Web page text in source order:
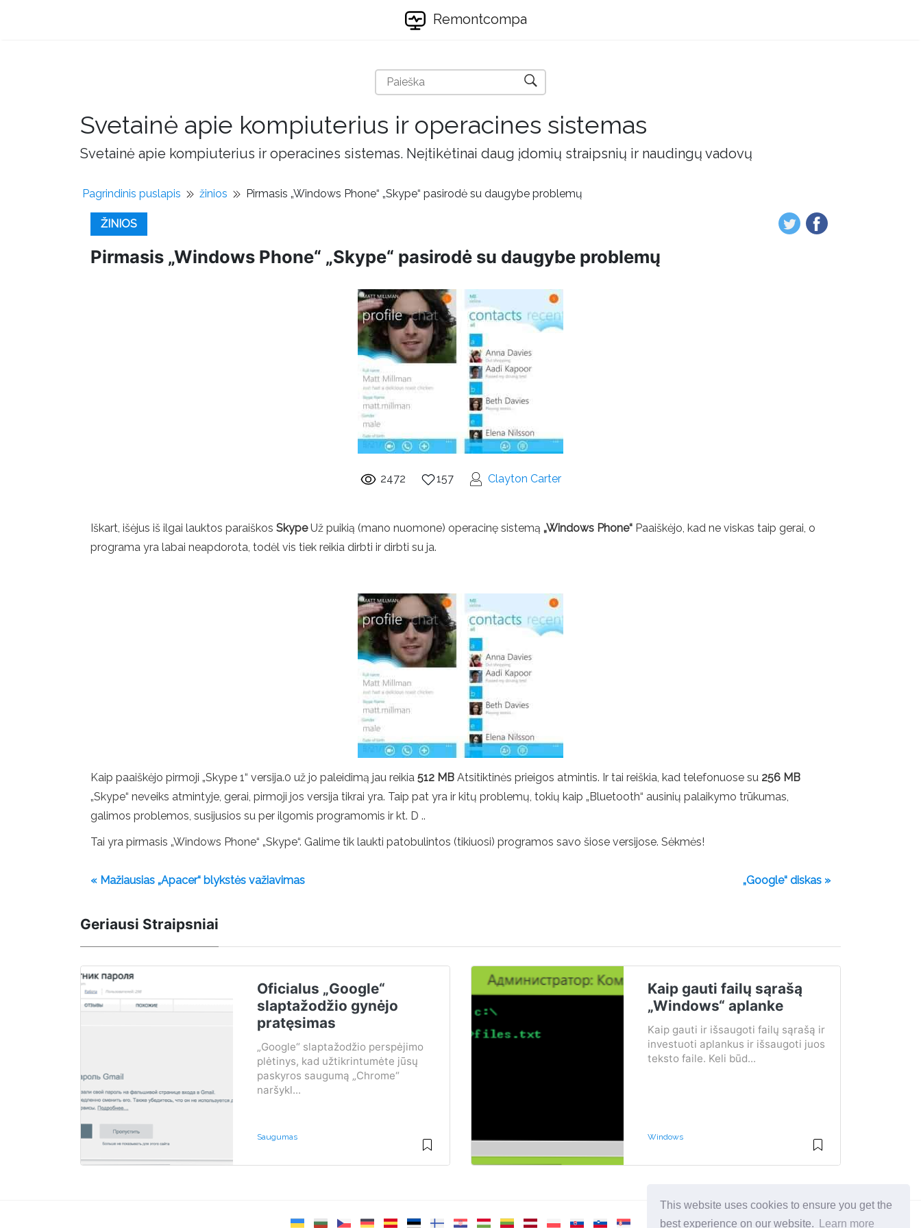
This website uses cookies to ensure you get the
best experience on our website.
Learn more
Remontcompa
Svetainė apie kompiuterius ir operacines sistemas
Svetainė apie kompiuterius ir operacines sistemas. Neįtikėtinai daug įdomių straipsnių ir naudingų vadovų
Pagrindinis puslapis žinios Pirmasis „Windows Phone“ „Skype“ pasirodė su daugybe problemų
ŽINIOS
Pirmasis „Windows Phone“ „Skype“ pasirodė su daugybe problemų
2472 157 Clayton Carter
Iškart, išėjus iš ilgai lauktos paraiškos SkypeUž puikią (mano nuomone) operacinę sistemą „Windows Phone“ Paaiškėjo, kad ne viskas taip gerai, o
programa yra labai neapdorota, todėl vis tiek reikia dirbti ir dirbti su ja.
Kaip paaiškėjo pirmoji „Skype 1“ versija.0 už jo paleidimą jau reikia 512 MB Atsitiktinės prieigos atmintis. Ir tai reiškia, kad telefonuose su 256 MB
„Skype“ neveiks atmintyje, gerai, pirmoji jos versija tikrai yra. Taip pat yra ir kitų problemų, tokių kaip „Bluetooth“ ausinių palaikymo trūkumas,
galimos problemos, susijusios su per ilgomis programomis ir kt. D ..
Tai yra pirmasis „Windows Phone“ „Skype“. Galime tik laukti patobulintos (tikiuosi) programos savo šiose versijose. Sėkmės!
« Mažiausias „Apacer“ blykstės važiavimas „Google“ diskas »
Geriausi Straipsniai
Oficialus „Google“
slaptažodžio gynėjo
pratęsimas
„Google“ slaptažodžio perspėjimo
plėtinys, kad užtikrintumėte jūsų
paskyros saugumą „Chrome“
naršykl...
Saugumas
Kaip gauti failų sąrašą
„Windows“ aplanke
Kaip gauti ir išsaugoti failų sąrašą ir
investuoti aplankus ir išsaugoti juos
teksto faile. Keli būd...
Windows